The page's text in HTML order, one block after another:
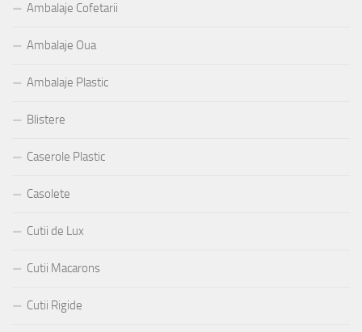
Ambalaje Cofetarii
Ambalaje Oua
Ambalaje Plastic
Blistere
Caserole Plastic
Casolete
Cutii de Lux
Cutii Macarons
Cutii Rigide